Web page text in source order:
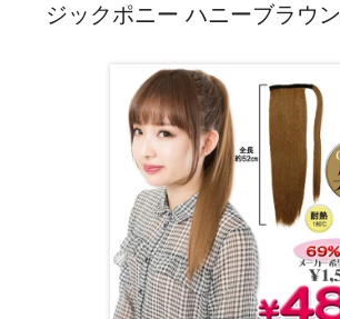
ジックポニー ハニーブラウ